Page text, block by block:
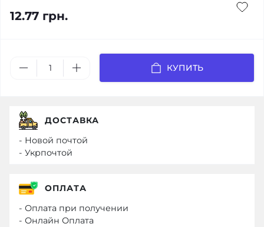
12.77 грн.
КУПИТЬ
ДОСТАВКА
- Новой почтой
- Укрпочтой
ОПЛАТА
- Оплата при получении
- Онлайн Оплата